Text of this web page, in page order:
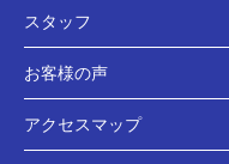
スタッフ
お客様の声
アクセスマップ